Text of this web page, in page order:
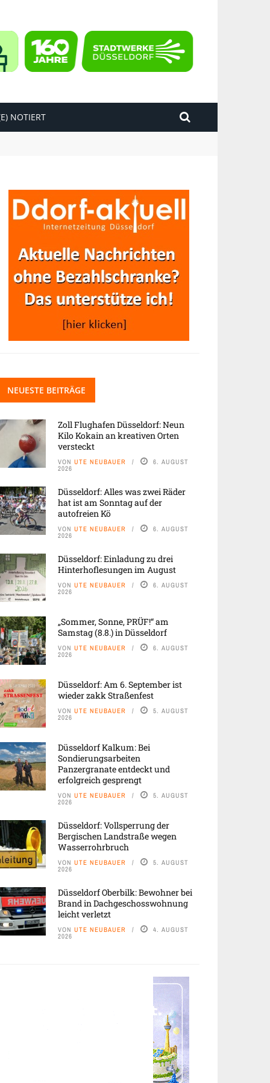
NOTIERT
NEUESTE BEITRÄGE
Zoll Flughafen Düsseldorf: Neun
Kilo Kokain an kreativen Orten
versteckt
VON UTE NEUBAUER 6. AUGUST
2026
Düsseldorf: Alles was zwei Räder
hat ist am Sonntag auf der
autofreien Kö
VON UTE NEUBAUER 6. AUGUST
2026
Düsseldorf: Einladung zu drei
Hinterhoflesungen im August
VON UTE NEUBAUER 6. AUGUST
2026
„Sommer, Sonne, PRÜF!“ am
Samstag (8.8.) in Düsseldorf
VON UTE NEUBAUER 6. AUGUST
2026
Düsseldorf: Am 6. September ist
wieder zakk Straßenfest
VON UTE NEUBAUER 5. AUGUST
2026
Düsseldorf Kalkum: Bei
Sondierungsarbeiten
Panzergranate entdeckt und
erfolgreich gesprengt
VON UTE NEUBAUER 5. AUGUST
2026
Düsseldorf: Vollsperrung der
Bergischen Landstraße wegen
Wasserrohrbruch
VON UTE NEUBAUER 5. AUGUST
2026
Düsseldorf Oberbilk: Bewohner bei
Brand in Dachgeschosswohnung
leicht verletzt
VON UTE NEUBAUER 4. AUGUST
2026